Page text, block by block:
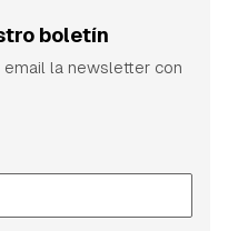
boletín
email la newsletter con